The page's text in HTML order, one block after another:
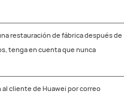
restauración de fábrica después de
tenga en cuenta que nunca
cliente de Huawei por correo